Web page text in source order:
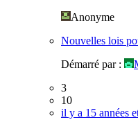
Anonyme
Nouvelles lois
Démarré par :
3
10
il y a 15 années